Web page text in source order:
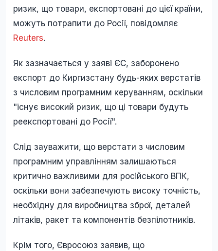
ризик, що товари, експортовані до цієї країни,
можуть потрапити до Росії, повідомляє
Reuters.
Як зазначається у заяві ЄС, заборонено
експорт до Киргизстану будь-яких верстатів
з числовим програмним керуванням, оскільки
"існує високий ризик, що ці товари будуть
реекспортовані до Росії".
Слід зауважити, що верстати з числовим
програмним управлінням залишаються
критично важливими для російського ВПК,
оскільки вони забезпечують високу точність,
необхідну для виробництва зброї, деталей
літаків, ракет та компонентів безпілотників.
Крім того, Євросоюз заявив, що